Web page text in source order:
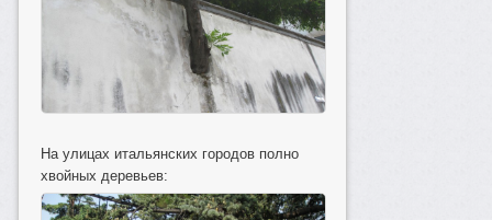
На улицах итальянских городов полно
хвойных деревьев: